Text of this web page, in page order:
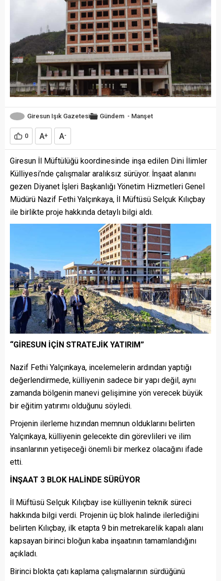
Giresun Işık Gazetesi Gündem - Manşet
0 A+ A-
Giresun İl Müftülüğü koordinesinde inşa edilen Dini İlimler
Külliyesi’nde çalışmalar aralıksız sürüyor. İnşaat alanını
gezen Diyanet İşleri Başkanlığı Yönetim Hizmetleri Genel
Müdürü Nazif Fethi Yalçınkaya, İl Müftüsü Selçuk Kılıçbay
ile birlikte proje hakkında detaylı bilgi aldı.
“GİRESUN İÇİN STRATEJİK YATIRIM”
Nazif Fethi Yalçınkaya, incelemelerin ardından yaptığı
değerlendirmede, külliyenin sadece bir yapı değil, aynı
zamanda bölgenin manevi gelişimine yön verecek büyük
bir eğitim yatırımı olduğunu söyledi.
Projenin ilerleme hızından memnun olduklarını belirten
Yalçınkaya, külliyenin gelecekte din görevlileri ve ilim
insanlarının yetişeceği önemli bir merkez olacağını ifade
etti.
İNŞAAT 3 BLOK HALİNDE SÜRÜYOR
İl Müftüsü Selçuk Kılıçbay ise külliyenin teknik süreci
hakkında bilgi verdi. Projenin üç blok halinde ilerlediğini
belirten Kılıçbay, ilk etapta 9 bin metrekarelik kapalı alanı
kapsayan birinci bloğun kaba inşaatının tamamlandığını
açıkladı.
Birinci blokta çatı kaplama çalışmalarının sürdüğünü